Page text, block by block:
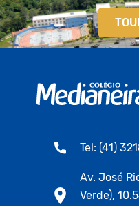
Tel: (41)
Av. José
Verde),